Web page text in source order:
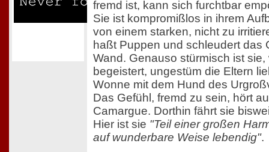
fremd ist, kann sich furchtbar
Sie ist kompromißlos in ihrem
von einem starken, nicht zu
haßt Puppen und schleudert das
Wand. Genauso stürmisch ist
begeistert, ungestüm die Eltern
Wonne mit dem Hund des
Das Gefühl, fremd zu sein, hört
Camargue. Dorthin fährt sie
Hier ist sie "Teil einer großen
auf wunderbare Weise lebendig".